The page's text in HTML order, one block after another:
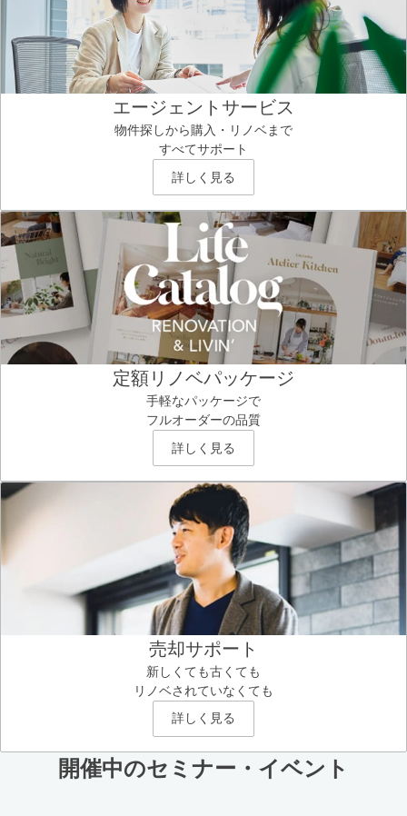
エージェントサービス
物件探しから購入・リノベまで
すべてサポート
詳しく見る
定額リノベパッケージ
手軽なパッケージで
フルオーダーの品質
詳しく見る
売却サポート
新しくても古くても
リノベされていなくても
詳しく見る
開催中のセミナー・イベント